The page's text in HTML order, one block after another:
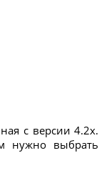
с версии 4.2x.
нужно выбрать